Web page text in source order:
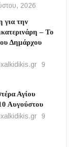
2026
για την
– Το
Δημάρχου
9
Αγίου
Αυγούστου
9